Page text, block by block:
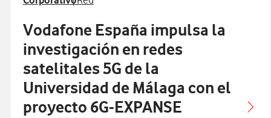
Vodafone España impulsa la
investigación en redes
satelitales 5G de la
Universidad de Málaga con el
proyecto 6G-EXPANSE